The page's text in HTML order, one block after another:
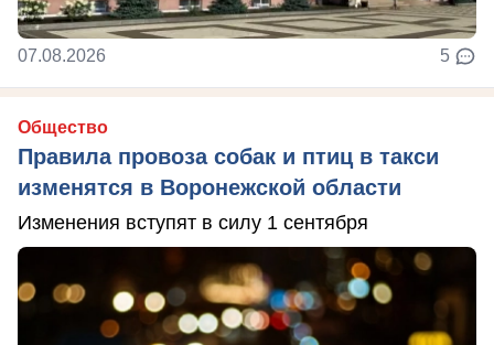
07.08.2026 5
Общество
Правила провоза собак и птиц в такси
изменятся в Воронежской области
Изменения вступят в силу 1 сентября